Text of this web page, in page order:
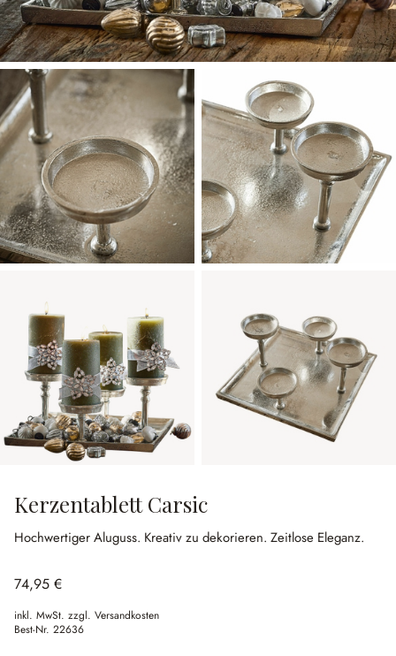
Kerzentablett Carsic
Hochwertiger Aluguss. Kreativ zu dekorieren. Zeitlose Eleganz.
74,95 €
inkl. MwSt. zzgl. Versandkosten
Best-Nr. 22636